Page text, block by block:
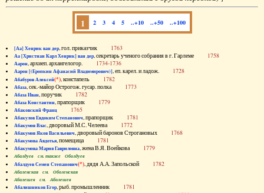
1 2 3 4 5 ..+10 ..+50 ..+100
[Аа] Хенрик ван дер, гол. приказчик 1763
Аа [Христиан Карл Хенрик] ван дер, секретарь ученого собрания в г. Гарлеме 1758
Аарон, архиеп. архангелогор. 1734-1736
Аарон [(Еропкин Афанасий Владимирович)], еп. карел. и ладож. 1728
Абабуров Алексей(*), констапель 1782
Абаза, сек.-майор Острогож. гусар. полка 1773
Абаза Иван, поручик 1782
Абаза Константин, прапорщик 1779
Абаковский Франц 1765
Абакулов Евдоким Степанович, прапорщик 1781
Абакумов Влас, дворовый М.С. Челеева 1772
Абакумов Яков Васильевич, дворовый баронов Строгановых 1768
Абакумова Авдотья, помещица 1781
Абакумова Мария Гавриловна, жена В.Я. Воейкова 1779
Абалдуев см. также Оболдуев
Абалдуев Семен Степанович(*), дядя А.А. Запольской 1782
Абаленская см. Оболенская
Абалешев см. Аболешев
Абалишников Егор, рыб. промышленник 1781